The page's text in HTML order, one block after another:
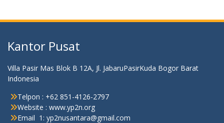
Kantor Pusat
Villa Pasir Mas Blok B 12A, Jl. JabaruPasirKuda Bogor Barat
Indonesia
Telpon : +62 851-4126-2797
Website : www.yp2n.org
Email 1: yp2nusantara@gmail.com